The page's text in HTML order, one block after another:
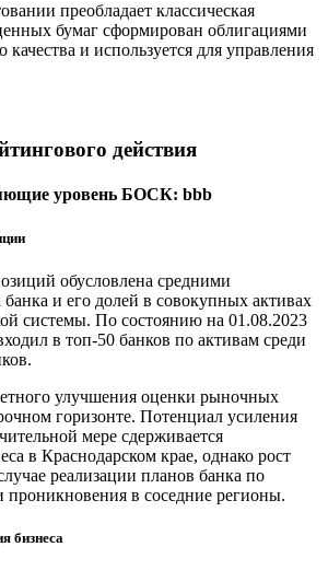
преобладает классическая
бумаг сформирован облигациями
качества и используется для управления
действия
уровень БОСК: bbb
обусловлена средними
и его долей в совокупных активах
системы. По состоянию на 01.08.2023
в топ-50 банков по активам среди
улучшения оценки рыночных
горизонте. Потенциал усиления
мере сдерживается
в Краснодарском крае, однако рост
реализации планов банка по
в соседние регионы.
бизнеса